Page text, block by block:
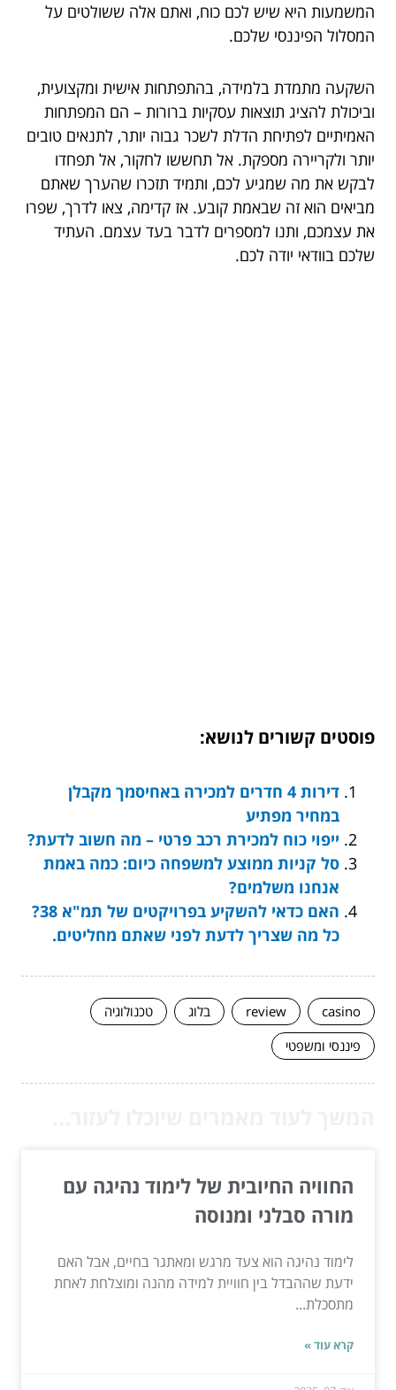
המשמעות היא שיש לכם כוח, ואתם אלה ששולטים על
המסלול הפיננסי שלכם.
השקעה מתמדת בלמידה, בהתפתחות אישית ומקצועית,
וביכולת להציג תוצאות עסקיות ברורות – הם המפתחות
האמיתיים לפתיחת הדלת לשכר גבוה יותר, לתנאים טובים
יותר ולקריירה מספקת. אל תחששו לחקור, אל תפחדו
לבקש את מה שמגיע לכם, ותמיד תזכרו שהערך שאתם
מביאים הוא זה שבאמת קובע. אז קדימה, צאו לדרך, שפרו
את עצמכם, ותנו למספרים לדבר בעד עצמם. העתיד
שלכם בוודאי יודה לכם.
פוסטים קשורים לנושא:
דירות 4 חדרים למכירה באחיסמך מקבלן
במחיר מפתיע
ייפוי כוח למכירת רכב פרטי – מה חשוב לדעת?
סל קניות ממוצע למשפחה כיום: כמה באמת
אנחנו משלמים?
האם כדאי להשקיע בפרויקטים של תמ"א 38?
כל מה שצריך לדעת לפני שאתם מחליטים.
casino
review בלוג
טכנולוגיה
פיננסי ומשפטי
החוויה החיובית של לימוד נהיגה עם
מורה סבלני ומנוסה
לימוד נהיגה הוא צעד מרגש ומאתגר בחיים, אבל האם
ידעת שההבדל בין חוויית למידה מהנה ומוצלחת לאחת
מתסכלת...
קרא עוד »